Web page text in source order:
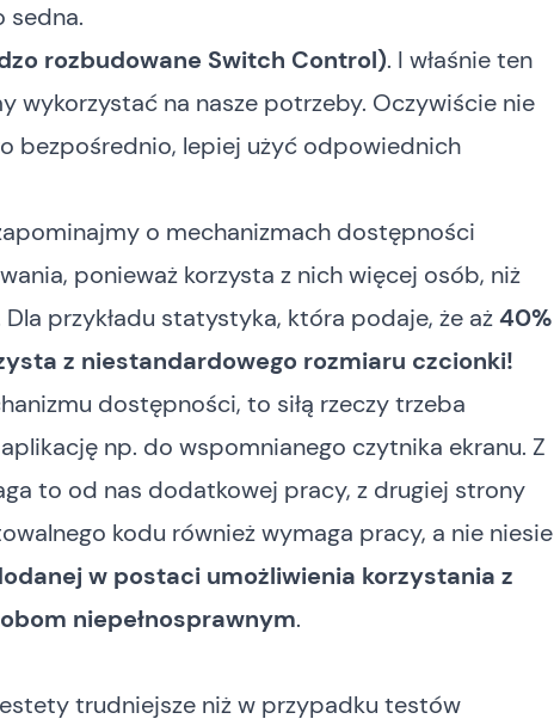
sedna.
rozbudowane Switch Control). I właśnie ten
wykorzystać na nasze potrzeby. Oczywiście nie
bezpośrednio, lepiej użyć odpowiednich
o mechanizmach dostępności
ponieważ korzysta z nich więcej osób, niż
przykładu statystyka, która podaje, że aż40%
z niestandardowego rozmiaru czcionki!
dostępności, to siłą rzeczy trzeba
np. do wspomnianego czytnika ekranu. Z
to od nas dodatkowej pracy, z drugiej strony
kodu również wymaga pracy, a nie niesie
w postaci umożliwienia korzystania z
niepełnosprawnym.
trudniejsze niż w przypadku testów